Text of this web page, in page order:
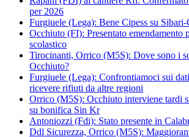
per 2026
Furgiuele (Lega): Bene Cipess su
Occhiuto (FI): Presentato emendamento
scolastico
Tirocinanti, Orrico (M5S): Dove sono i
Occhiuto?
Furgiuele (Lega): Confrontiamoci sui
ricevere rifiuti da altre regioni
Orrico (M5S): Occhiuto interviene tardi
su bonifica Sin Kr
Antoniozzi (Fdi): Stato presente in
Ddl Sicurezza, Orrico (M5S):